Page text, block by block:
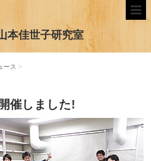
本佳世子研究室
ース >
催しました!